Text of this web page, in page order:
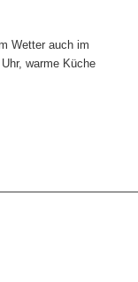
Wetter auch im
warme Küche